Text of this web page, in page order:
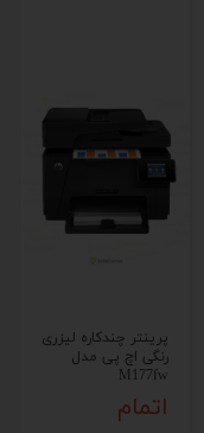
پرینتر چندکاره لیزری
رنگی اچ پی مدل
M177fw
اتمام